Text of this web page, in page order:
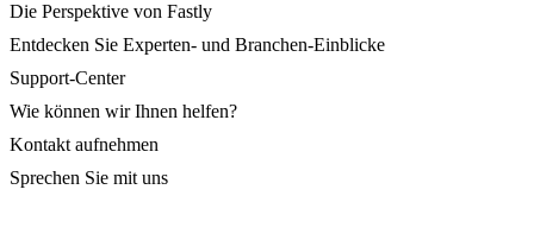
Die Perspektive von Fastly
Entdecken Sie Experten- und Branchen-Einblicke
Support-Center
Wie können wir Ihnen helfen?
Kontakt aufnehmen
Sprechen Sie mit uns